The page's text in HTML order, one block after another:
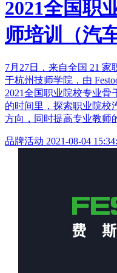
2021全国职
师培训（汽
7月27日，来自全国 21 家
于杭州技师学院，由
2021全国职业院校专业骨
的时间里，探索职业院校
方向，同时提高专业教师
品牌活动 2021-08-04